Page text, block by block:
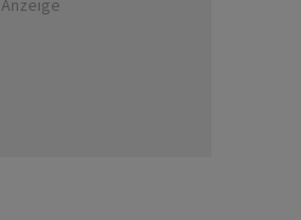
Anzeige